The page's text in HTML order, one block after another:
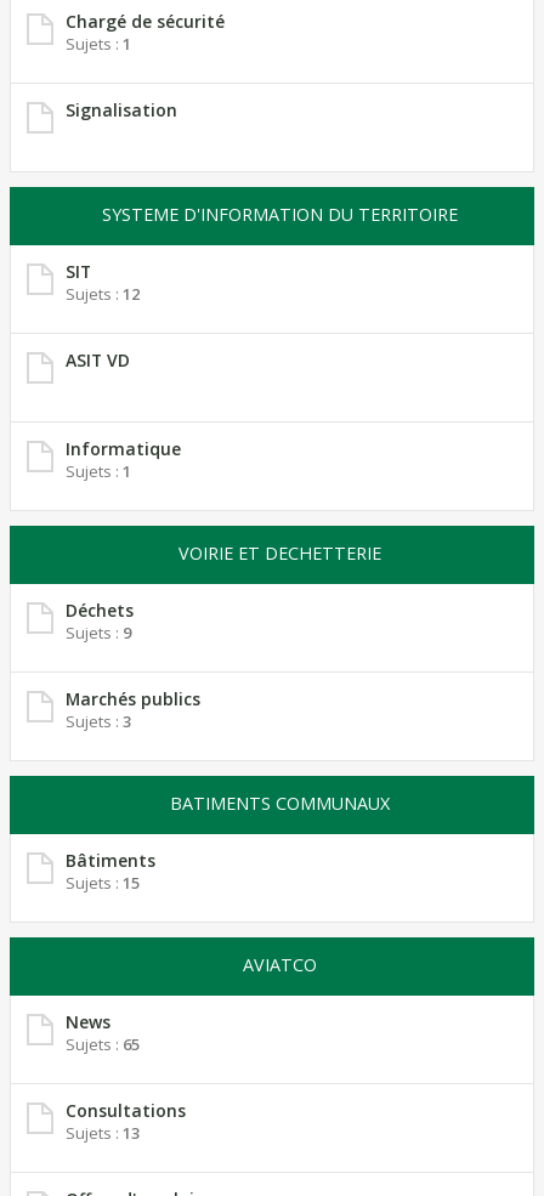
Chargé de sécurité
Sujets : 1
Signalisation
SYSTEME D'INFORMATION DU TERRITOIRE
SIT
Sujets : 12
ASIT VD
Informatique
Sujets : 1
VOIRIE ET DECHETTERIE
Déchets
Sujets : 9
Marchés publics
Sujets : 3
BATIMENTS COMMUNAUX
Bâtiments
Sujets : 15
AVIATCO
News
Sujets : 65
Consultations
Sujets : 13